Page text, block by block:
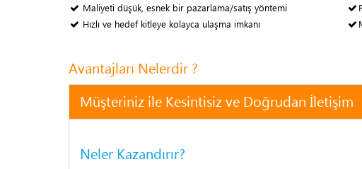
Maliyeti düşük, esnek bir pazarlama/satış yöntemi
Hızlı ve hedef kitleye kolayca ulaşma imkanı
Avantajları Nelerdir ?
Müşteriniz ile Kesintisiz ve Doğrudan İletişim
Neler Kazandırır?